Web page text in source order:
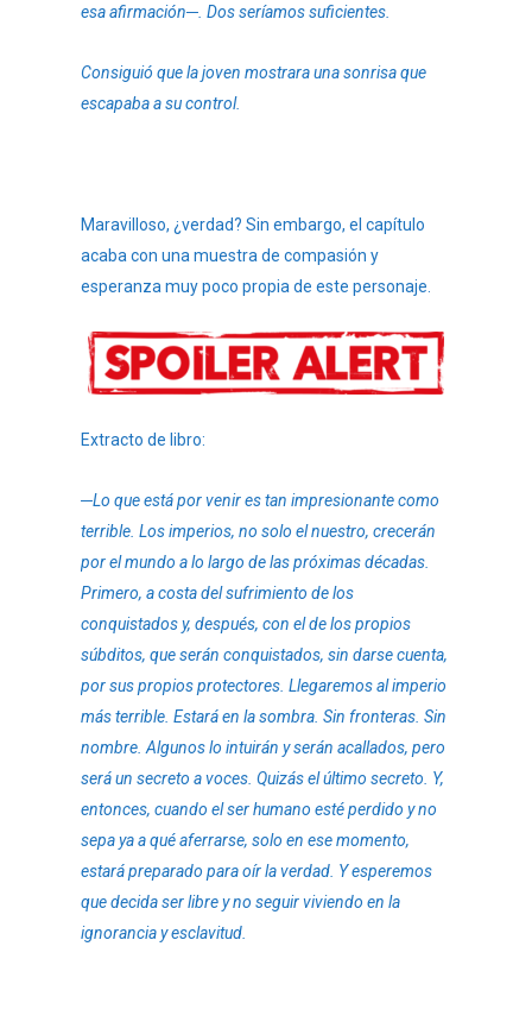
esa afirmación─. Dos seríamos suficientes.
Consiguió que la joven mostrara una sonrisa que
escapaba a su control.
Maravilloso, ¿verdad? Sin embargo, el capítulo
acaba con una muestra de compasión y
esperanza muy poco propia de este personaje.
Extracto de libro:
─Lo que está por venir es tan impresionante como
terrible. Los imperios, no solo el nuestro, crecerán
por el mundo a lo largo de las próximas décadas.
Primero, a costa del sufrimiento de los
conquistados y, después, con el de los propios
súbditos, que serán conquistados, sin darse cuenta,
por sus propios protectores. Llegaremos al imperio
más terrible. Estará en la sombra. Sin fronteras. Sin
nombre. Algunos lo intuirán y serán acallados, pero
será un secreto a voces. Quizás el último secreto. Y,
entonces, cuando el ser humano esté perdido y no
sepa ya a qué aferrarse, solo en ese momento,
estará preparado para oír la verdad. Y esperemos
que decida ser libre y no seguir viviendo en la
ignorancia y esclavitud.